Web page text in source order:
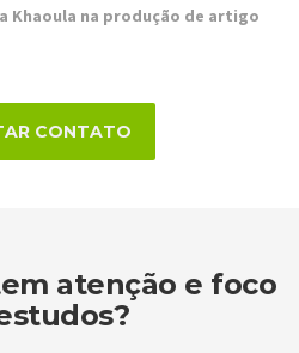
Khaoula na produção de artigo
CONTATO
atenção e foco